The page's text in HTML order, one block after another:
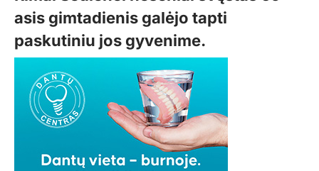
asis gimtadienis galėjo tapti
paskutiniu jos gyvenime.